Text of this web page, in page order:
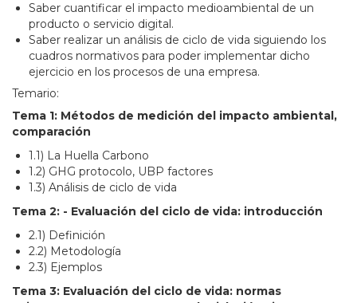
Saber cuantificar el impacto medioambiental de un
producto o servicio digital.
Saber realizar un análisis de ciclo de vida siguiendo los
cuadros normativos para poder implementar dicho
ejercicio en los procesos de una empresa.
Temario:
Tema 1: Métodos de medición del impacto ambiental,
comparación
1.1) La Huella Carbono
1.2) GHG protocolo, UBP factores
1.3) Análisis de ciclo de vida
Tema 2: - Evaluación del ciclo de vida: introducción
2.1) Definición
2.2) Metodología
2.3) Ejemplos
Tema 3: Evaluación del ciclo de vida: normas